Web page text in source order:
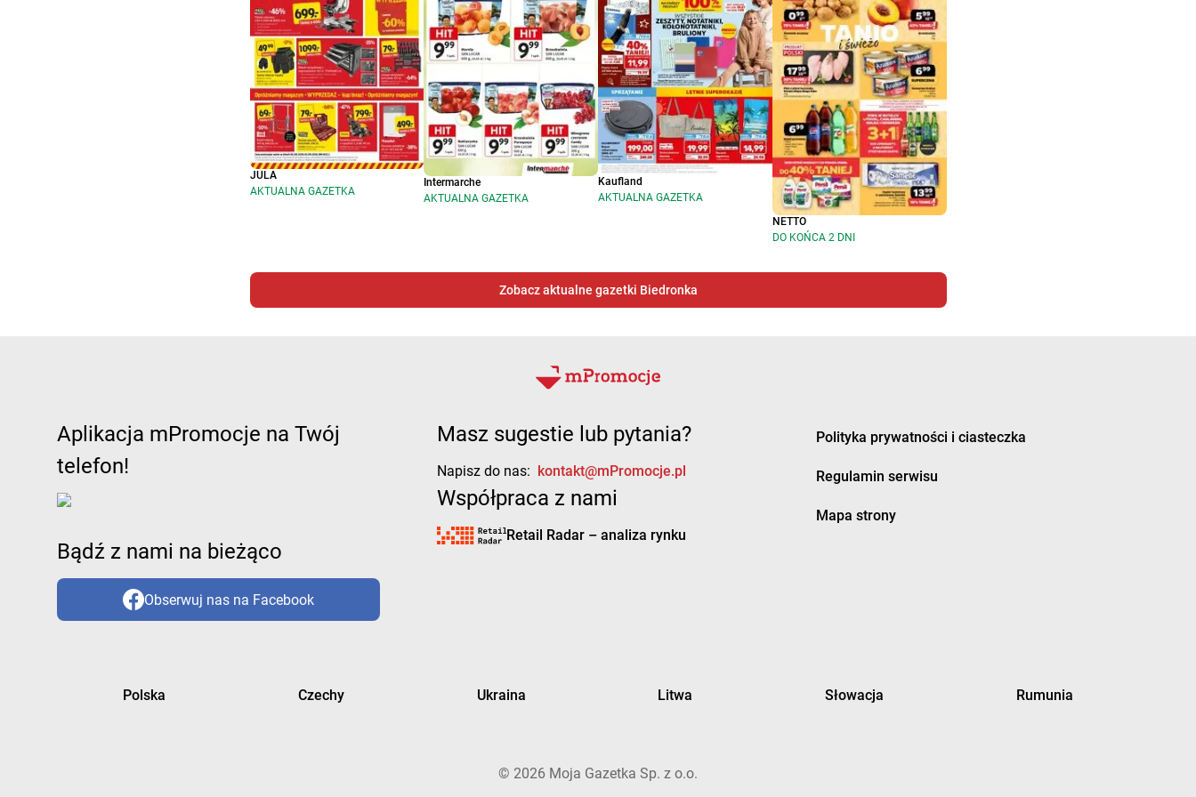
JULA
AKTUALNA GAZETKA
Intermarche
AKTUALNA GAZETKA
Kaufland
AKTUALNA GAZETKA
NETTO
DO KOŃCA 2 DNI
Zobacz aktualne gazetki Biedronka
Aplikacja mPromocje na Twój
telefon!
Bądź z nami na bieżąco
Obserwuj nas na Facebook
Masz sugestie lub pytania?
Napisz do nas: kontakt@mPromocje.pl
Współpraca z nami
Retail Radar – analiza rynku
Polityka prywatności i ciasteczka
Regulamin serwisu
Mapa strony
Polska Czechy Ukraina Litwa Słowacja Rumunia
© 2026 Moja Gazetka Sp. z o.o.